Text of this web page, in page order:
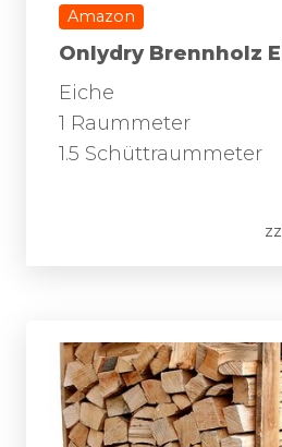
Amazon
Onlydry Brennholz
Eiche
1 Raummeter
1.5 Schüttraummeter